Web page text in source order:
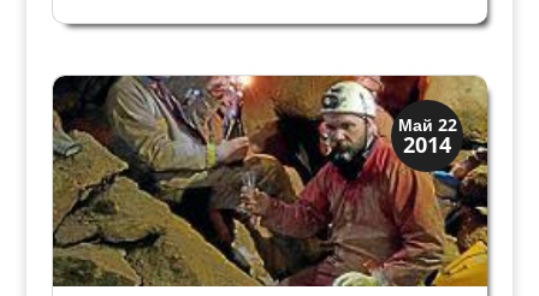
площадки, полностью открыть его не смогли.
хранения более 4 миллионов...
Май 22
2014
История
Открытия